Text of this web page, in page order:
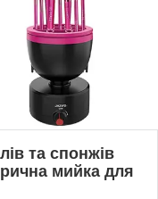
та спонжів
мийка для